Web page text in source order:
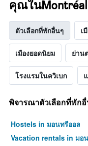
คุณใน
ตัวเลือกที่พักอื่นๆ เ
เมืองยอดนิยม ย่าน
โรงแรมในควิเบก
พิจารณาตัวเลือกที่พัก
Hostels in มอนทรีออล
Vacation rentals in มอ